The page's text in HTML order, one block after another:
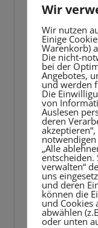
Video-
Player
Wir
Wir nutzen
Einige
Warenkorb)
Die nicht-
bei der
Angebotes,
und werden
Die
von
Auslesen
deren
„Alle
entscheiden.
verwalten“
uns
und deren
können die
und Cookies
abwählen
oder unten